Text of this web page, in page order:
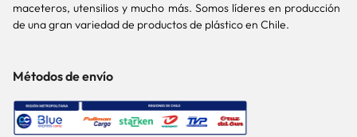
maceteros, utensilios y mucho más. Somos líderes en producción
de una gran variedad de productos de plástico en Chile.
Métodos de envío